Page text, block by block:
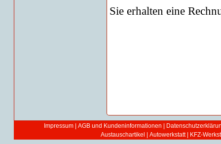
Sie erhalten eine
Impressum AGB und Kundeninformationen
Austauschartikel
Autowerkstatt | KFZ-